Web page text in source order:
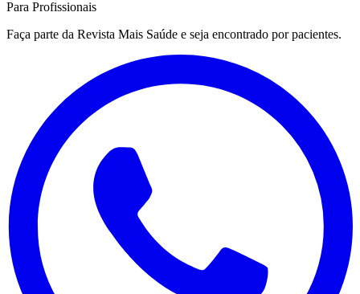
Para Profissionais
Faça parte da Revista Mais Saúde e seja encontrado por pacientes.